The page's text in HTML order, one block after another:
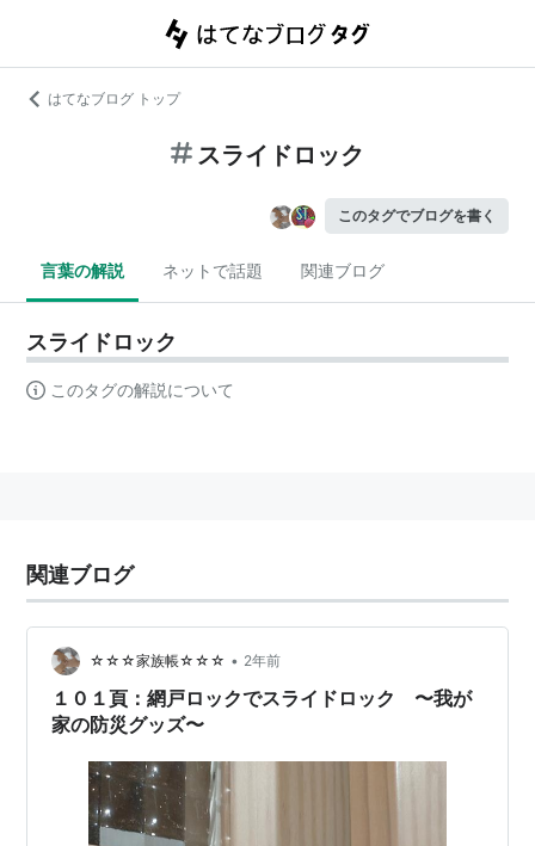
はてなブログ トップ
スライドロック
このタグでブログを書く
言葉の解説 ネットで話題 関連ブログ
スライドロック
このタグの解説について
関連ブログ
☆☆☆家族帳☆☆☆ • 2年前
１０１頁：網戸ロックでスライドロック 〜我が
家の防災グッズ〜